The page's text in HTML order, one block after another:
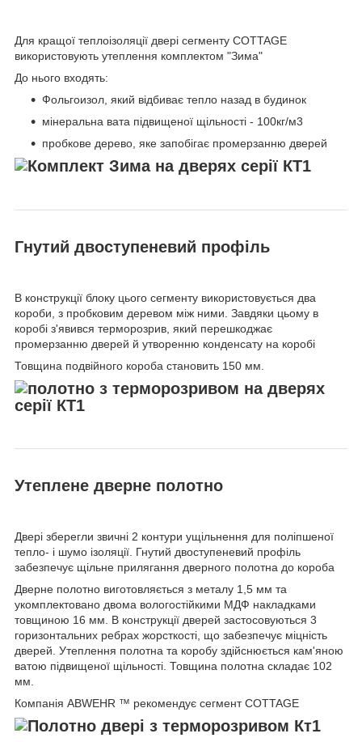
Для кращої теплоізоляції двері сегменту COTTAGE
використовують утеплення комплектом "Зима"
До нього входять:
Фольгоизол, який відбиває тепло назад в будинок
мінеральна вата підвищеної щільності - 100кг/м3
пробкове дерево, яке запобігає промерзанню дверей
Гнутий двоступеневий профіль
В конструкції блоку цього сегменту використовується два
короби, з пробковим деревом між ними. Завдяки цьому в
коробі з'явився терморозрив, який перешкоджає
промерзанню дверей й утворенню конденсату на коробі
Товщина подвійного короба становить 150 мм.
Утеплене дверне полотно
Двері зберегли звичні 2 контури ущільнення для поліпшеної
тепло- і шумо ізоляції. Гнутий двоступеневий профіль
забезпечує щільне прилягання дверного полотна до короба
Дверне полотно виготовляється з металу 1,5 мм та
укомплектовано двома вологостійкими МДФ накладками
товщиною 16 мм. В конструкції дверей застосовуються 3
горизонтальних ребрах жорсткості, що забезпечує міцність
дверей. Утеплення полотна та коробу здійснюється кам'яною
ватою підвищеної щільності. Товщина полотна складає 102
мм.
Компанія ABWEHR ™ рекомендує сегмент COTTAGE